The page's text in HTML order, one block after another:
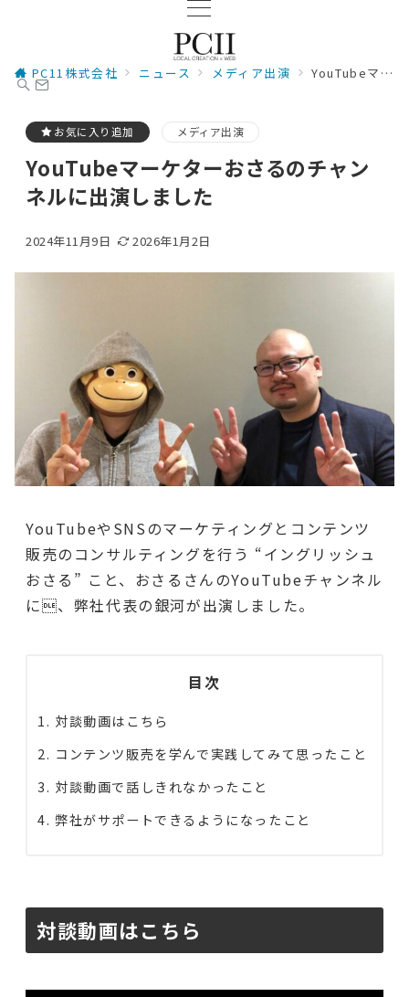
PC11株式会社 ニュース メディア出演 YouTubeマーケターおさるのチャンネルに出演しました
お気に入り追加 メディア出演
YouTubeマーケターおさるのチャン
ネルに出演しました
2024年11月9日 2026年1月2日
YouTubeやSNSのマーケティングとコンテンツ
販売のコンサルティングを行う “イングリッシュ
おさる” こと、おさるさんのYouTubeチャンネル
に、弊社代表の銀河が出演しました。
目次
対談動画はこちら
コンテンツ販売を学んで実践してみて思ったこと
対談動画で話しきれなかったこと
弊社がサポートできるようになったこと
対談動画はこちら